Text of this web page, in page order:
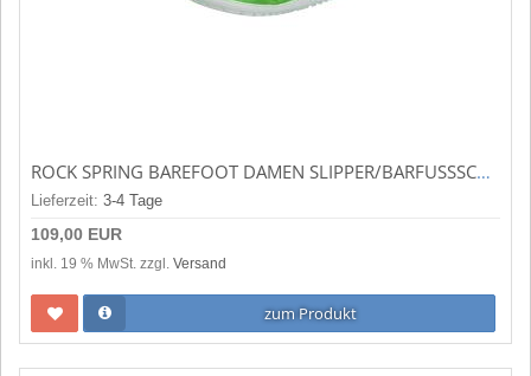
ROCK SPRING BAREFOOT DAMEN SLIPPER/BARFUSSSCHUH DELFT KIWI (GRÜN) 8480.018
Lieferzeit: 3-4 Tage
109,00 EUR
inkl. 19 % MwSt. zzgl. Versand
zum Produkt